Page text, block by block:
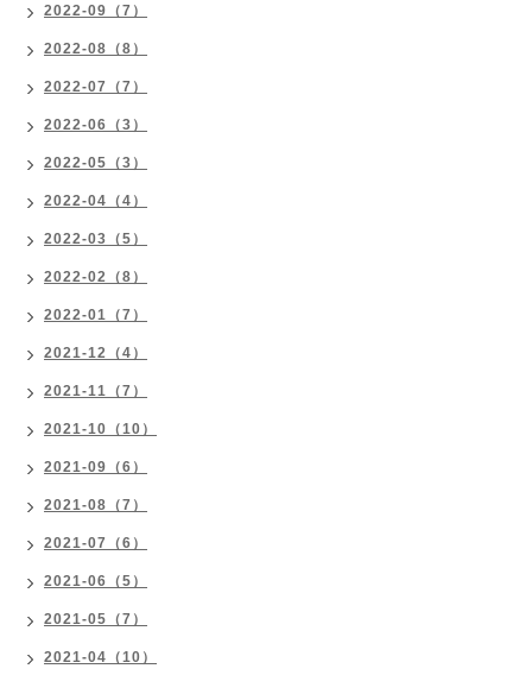
2022-09（7）
2022-08（8）
2022-07（7）
2022-06（3）
2022-05（3）
2022-04（4）
2022-03（5）
2022-02（8）
2022-01（7）
2021-12（4）
2021-11（7）
2021-10（10）
2021-09（6）
2021-08（7）
2021-07（6）
2021-06（5）
2021-05（7）
2021-04（10）